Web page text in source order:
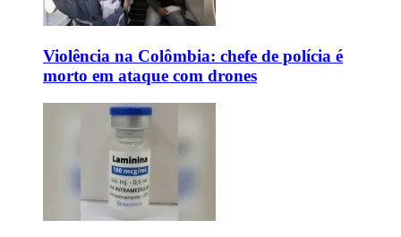
Violência na Colômbia: chefe de polícia é
morto em ataque com drones